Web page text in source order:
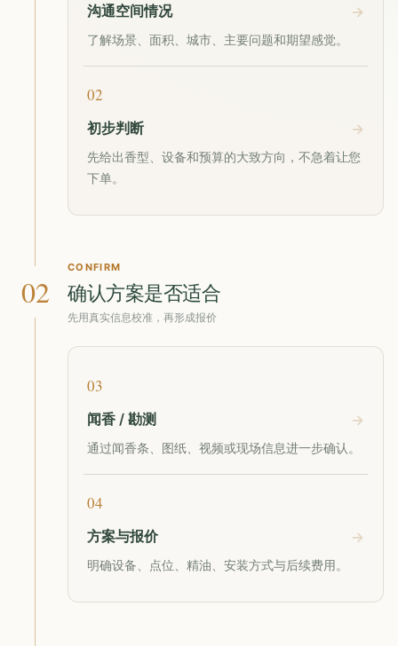
沟通空间情况
了解场景、面积、城市、主要问题和期望感觉。
02
初步判断
先给出香型、设备和预算的大致方向，不急着让您
下单。
02
CONFIRM
确认方案是否适合
先用真实信息校准，再形成报价
03
闻香 / 勘测
通过闻香条、图纸、视频或现场信息进一步确认。
04
方案与报价
明确设备、点位、精油、安装方式与后续费用。